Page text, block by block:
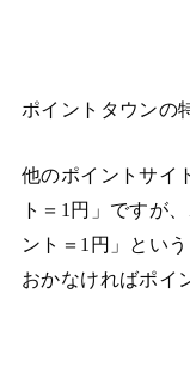
ポイントタウンの
他のポイントサイ
ト＝1円」ですが
ント＝1円」とい
おかなければポイ